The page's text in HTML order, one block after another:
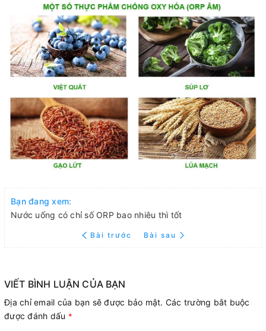
Bạn đang xem:
Nước uống có chỉ số ORP bao nhiêu thì tốt
Bài trước Bài sau
VIẾT BÌNH LUẬN CỦA BẠN
Địa chỉ email của bạn sẽ được bảo mật. Các trường bắt buộc
được đánh dấu *